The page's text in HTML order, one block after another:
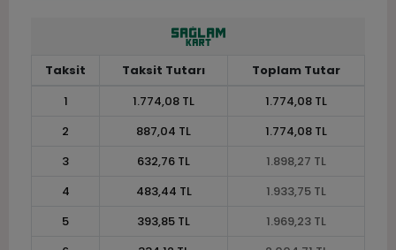
Taksit Taksit Tutarı
Toplam Tutar
1
1.774,08 TL
1.774,08 TL
2
887,04 TL
1.774,08 TL
3
632,76 TL
1.898,27 TL
4
483,44 TL
1.933,75 TL
5
393,85 TL
1.969,23 TL